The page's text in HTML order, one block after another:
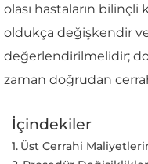
olası hastaların bilinçli
oldukça değişkendir
değerlendirilmelidir;
zaman doğrudan
İçindekiler
Üst Cerrahi